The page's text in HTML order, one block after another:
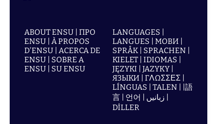
ABOUT ENSU | ПРО
ENSU | À PROPOS
D'ENSU | ACERCA DE
ENSU | SOBRE A
ENSU | SU ENSU
LANGUAGES |
LANGUES | МОВИ |
SPRÅK | SPRACHEN |
KIELET | IDIOMAS |
JĘZYKI | JAZYKY |
ЯЗЫКИ | ΓΛΩΣΣΕΣ |
LÍNGUAS | TALEN | |語
言 | 언어 | زبانیں |
DİLLER